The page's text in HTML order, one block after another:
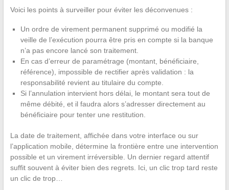
Voici les points à surveiller pour éviter les déconvenues :
Un ordre de virement permanent supprimé ou modifié la
veille de l’exécution pourra être pris en compte si la banque
n’a pas encore lancé son traitement.
En cas d’erreur de paramétrage (montant, bénéficiaire,
référence), impossible de rectifier après validation : la
responsabilité revient au titulaire du compte.
Si l’annulation intervient hors délai, le montant sera tout de
même débité, et il faudra alors s’adresser directement au
bénéficiaire pour tenter une restitution.
La date de traitement, affichée dans votre interface ou sur
l’application mobile, détermine la frontière entre une intervention
possible et un virement irréversible. Un dernier regard attentif
suffit souvent à éviter bien des regrets. Ici, un clic trop tard reste
un clic de trop…